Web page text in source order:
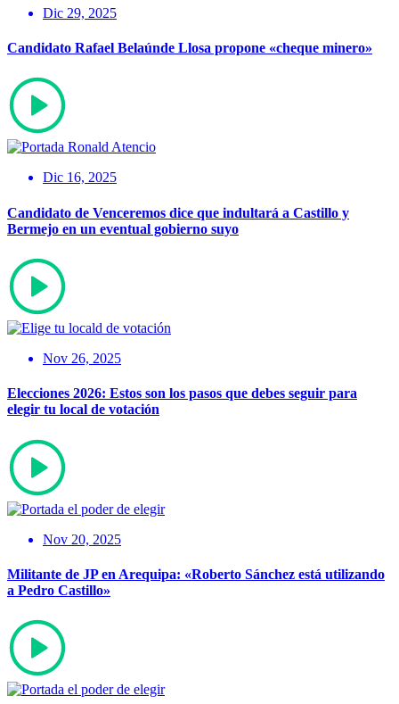
Dic 29, 2025
Candidato Rafael Belaúnde Llosa propone «cheque minero»
Dic 16, 2025
Candidato de Venceremos dice que indultará a Castillo y
Bermejo en un eventual gobierno suyo
Nov 26, 2025
Elecciones 2026: Estos son los pasos que debes seguir para
elegir tu local de votación
Nov 20, 2025
Militante de JP en Arequipa: «Roberto Sánchez está utilizando
a Pedro Castillo»